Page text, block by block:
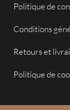
Politique de
Conditions
Retours et
Politique de